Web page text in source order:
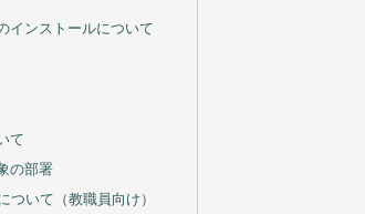
インストールについて
て
の部署
ついて（教職員向け）